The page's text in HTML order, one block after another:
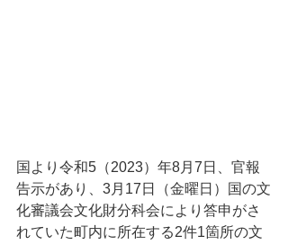
国より令和5（2023）年8月7日、官報
告示があり、3月17日（金曜日）国の文
化審議会文化財分科会により答申がさ
れていた町内に所在する2件1箇所の文